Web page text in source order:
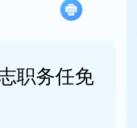
职务任免